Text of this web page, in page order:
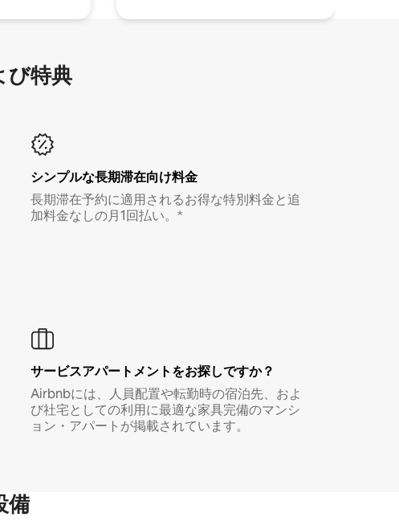
び特⁠典
シンプルな長期滞在向け料金
長期滞在予約に適用されるお得な特別料金と追
加料金なしの月1回払い。*
サービスアパートメントをお探しですか？
Airbnbには、人員配置や転勤時の宿泊先、およ
び社宅としての利用に最適な家具完備のマンシ
ョン・アパートが掲載されています。
備